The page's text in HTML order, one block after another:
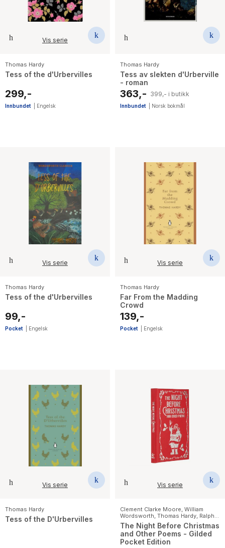
Vis serie
Thomas Hardy
Tess of the d'Urbervilles
299,-
Innbundet Engelsk
Thomas Hardy
Tess av slekten d'Urberville
- roman
363,- 399,- i butikk
Innbundet Norsk bokmål
Vis serie
Thomas Hardy
Tess of the d'Urbervilles
99,-
Pocket Engelsk
Vis serie
Thomas Hardy
Far From the Madding
Crowd
139,-
Pocket Engelsk
Vis serie
Thomas Hardy
Tess of the D'Urbervilles
Vis serie
Clement Clarke Moore, William
Wordsworth, Thomas Hardy, Ralph
Waldo Emerson
Emily Dickinson
Emily Bronte
The Night Before Christmas
and Other Poems - Gilded
Pocket Edition